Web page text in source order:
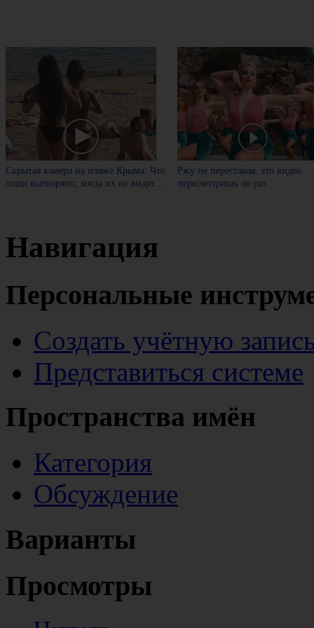
Скрытая камера на пляже Крыма: Что
люди вытворяют, когда их не видят...
Ржу не переставая, это видео
пересмотришь не раз
Навигация
Персональные
Создать учётную
Представиться системе
Пространства имён
Категория
Обсуждение
Варианты
Просмотры